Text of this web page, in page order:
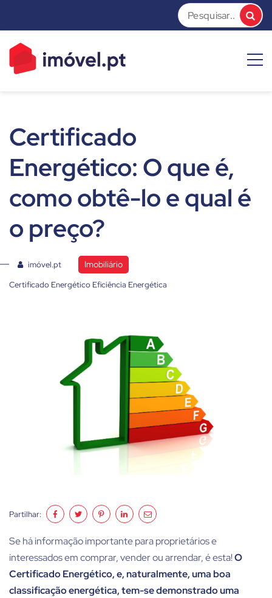
content
Certificado
Energético: O que é,
como obtê-lo e qual é
o preço?
imóvel.pt Imobiliário
Certificado Energético Eficiência Energética
Partilhar:
Se há informação importante para proprietários e
interessados em comprar, vender ou arrendar, é esta!O
Certificado Energético, e, naturalmente, uma boa
classificação energética, tem-se demonstrado uma